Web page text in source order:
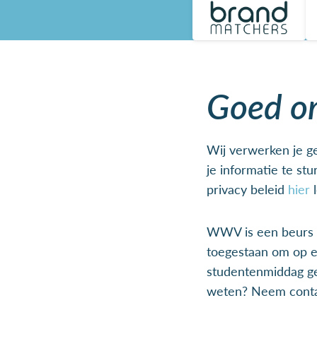
Goed
Wij verwerken je
je informatie te
privacy beleid hier
WWV is een
toegestaan om op
studentenmiddag
weten? Neem